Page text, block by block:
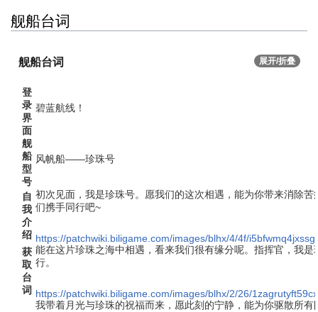
舰船台词
舰船台词 展开/折叠
登
录
界
面
碧蓝航线！
舰
船
型
号
风帆船——珍珠号
自
我
介
绍
初次见面，我是珍珠号。愿我们的这次相遇，能为你带来消除
们携手同行吧~
https://patchwiki.biligame.com/images/blhx/4/4f/
获
取
台
词
能在这片珍珠之海中相遇，看来我们很有缘分呢。指挥官，我
行。
https://patchwiki.biligame.com/images/blhx/2/26/
我带着月光与珍珠的祝福而来，愿此刻的宁静，能为你驱散所有